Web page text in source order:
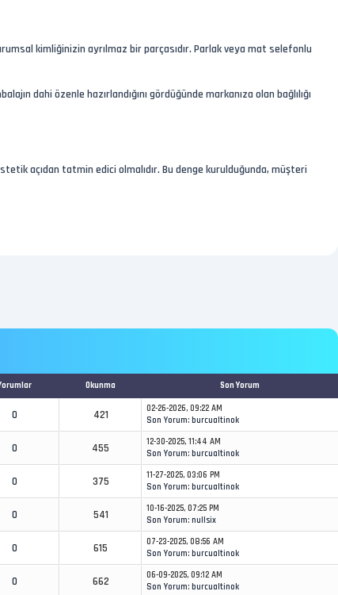
kimliğinizin ayrılmaz bir parçasıdır. Parlak veya mat selefonlu
dahi özenle hazırlandığını gördüğünde markanıza olan bağlılığı
açıdan tatmin edici olmalıdır. Bu denge kurulduğunda, müşteri
Okunma Son Yorum
0 421
02-26-2026, 09:22 AM
Son Yorum: burcualtinok
0 455
12-30-2025, 11:44 AM
Son Yorum: burcualtinok
0 375
11-27-2025, 03:06 PM
Son Yorum: burcualtinok
0 541
10-16-2025, 07:25 PM
Son Yorum: nullsix
0 615
07-23-2025, 08:56 AM
Son Yorum: burcualtinok
0 662
06-09-2025, 09:12 AM
Son Yorum: burcualtinok